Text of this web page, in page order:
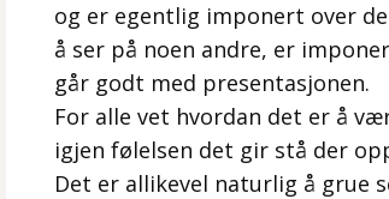
og er egentlig imponert over
å ser på noen andre, er
går godt med presentasjonen.
For alle vet hvordan det er å
igjen følelsen det gir stå der
Det er allikevel naturlig å grue